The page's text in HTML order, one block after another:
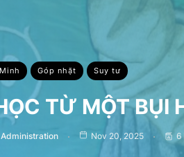
Góp nhặt Suy tư
TỪ MỘT BỤI
Nov 20, 2025 6